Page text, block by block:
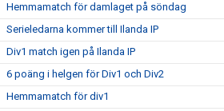
Hemmamatch för damlaget på söndag
Serieledarna kommer till Ilanda IP
Div1 match igen på Ilanda IP
6 poäng i helgen för Div1 och Div2
Hemmamatch för div1